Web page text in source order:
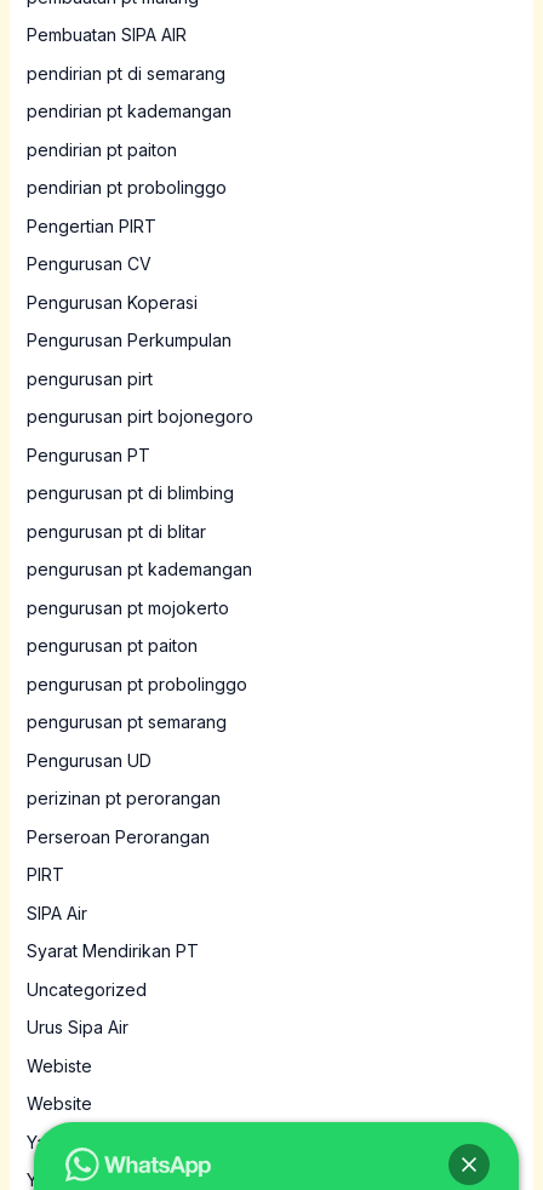
Pembuatan SIPA AIR
pendirian pt di semarang
pendirian pt kademangan
pendirian pt paiton
pendirian pt probolinggo
Pengertian PIRT
Pengurusan CV
Pengurusan Koperasi
Pengurusan Perkumpulan
pengurusan pirt
pengurusan pirt bojonegoro
Pengurusan PT
pengurusan pt di blimbing
pengurusan pt di blitar
pengurusan pt kademangan
pengurusan pt mojokerto
pengurusan pt paiton
pengurusan pt probolinggo
pengurusan pt semarang
Pengurusan UD
perizinan pt perorangan
Perseroan Perorangan
PIRT
SIPA Air
Syarat Mendirikan PT
Uncategorized
Urus Sipa Air
Webiste
Website
Yayasan
Yayasan MBG